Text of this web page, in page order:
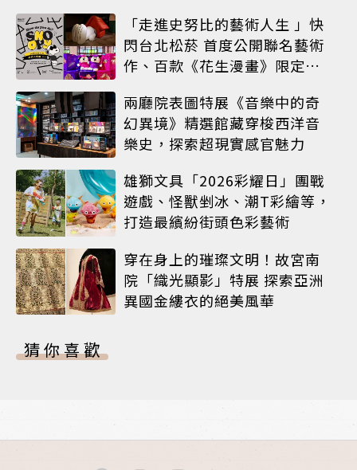
「走進史努比的藝術人生 」快
閃台北松菸 首度公開聯名藝術
作、百款《花生漫畫》限定商
兩廳院表圖特展《音樂中的奇
幻異境》精選館藏穿梭西洋音
樂史，探索超現實感官魅力
雄獅文具「2026彩耀日」團戰
遊戲、怪獸剉冰、潮T彩繪等，
打造最繽紛街頭色彩藝術
穿在身上的璀璨文明！故宮南
院「織光顯影」特展 探索亞洲
異國金縷衣的絕美風華
猜你喜歡